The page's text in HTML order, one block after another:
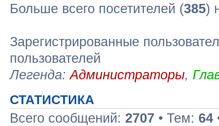
Больше всего посетителей (385)
Зарегистрированные
пользователей
Легенда:Администраторы,
СТАТИСТИКА
Всего сообщений: 2707 • Тем: 64